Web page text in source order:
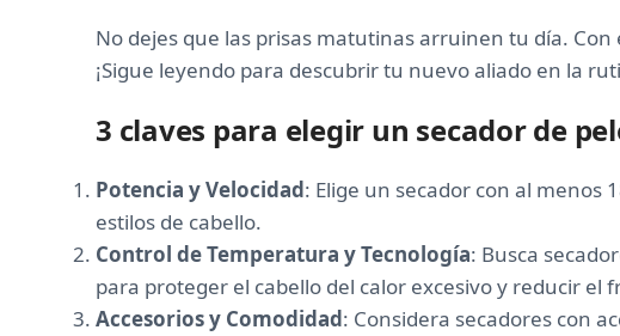
No dejes que las prisas matutinas arruinen tu día.
¡Sigue leyendo para descubrir tu nuevo aliado en la
3 claves para elegir un secador de
Potencia y Velocidad: Elige un secador con al menos
estilos de cabello.
Control de Temperatura y Tecnología: Busca
para proteger el cabello del calor excesivo y reducir el
Accesorios y Comodidad: Considera secadores con